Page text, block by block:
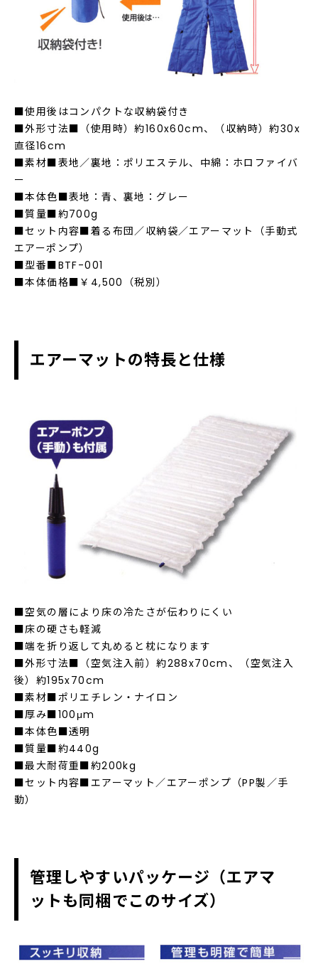
■使用後はコンパクトな収納袋付き
■外形寸法■（使用時）約160x60cm、（収納時）約30x
直径16cm
■素材■表地／裏地：ポリエステル、中綿：ホロファイバ
ー
■本体色■表地：青、裏地：グレー
■質量■約700g
■セット内容■着る布団／収納袋／エアーマット（手動式
エアーポンプ）
■型番■BTF-001
■本体価格■￥4,500（税別）
エアーマットの特長と仕様
■空気の層により床の冷たさが伝わりにくい
■床の硬さも軽減
■端を折り返して丸めると枕になります
■外形寸法■（空気注入前）約288x70cm、（空気注入
後）約195x70cm
■素材■ポリエチレン・ナイロン
■厚み■100μm
■本体色■透明
■質量■約440g
■最大耐荷重■約200kg
■セット内容■エアーマット／エアーポンプ（PP製／手
動）
管理しやすいパッケージ（エアマ
ットも同梱でこのサイズ）